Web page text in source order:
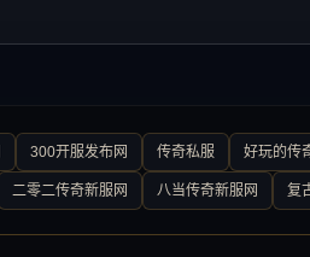
300开服发布网 传奇私服 好玩的传
二零二传奇新服网 八当传奇新服网 复